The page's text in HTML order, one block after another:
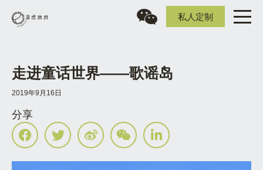
私人定制
走进童话世界——歌谣岛
2019年9月16日
分享